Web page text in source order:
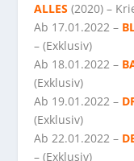
ALLES (2020) –
Ab 17.01.2022 –
– (Exklusiv)
Ab 18.01.2022 –
(Exklusiv)
Ab 19.01.2022 –
(Exklusiv)
Ab 22.01.2022 –
– (Exklusiv)